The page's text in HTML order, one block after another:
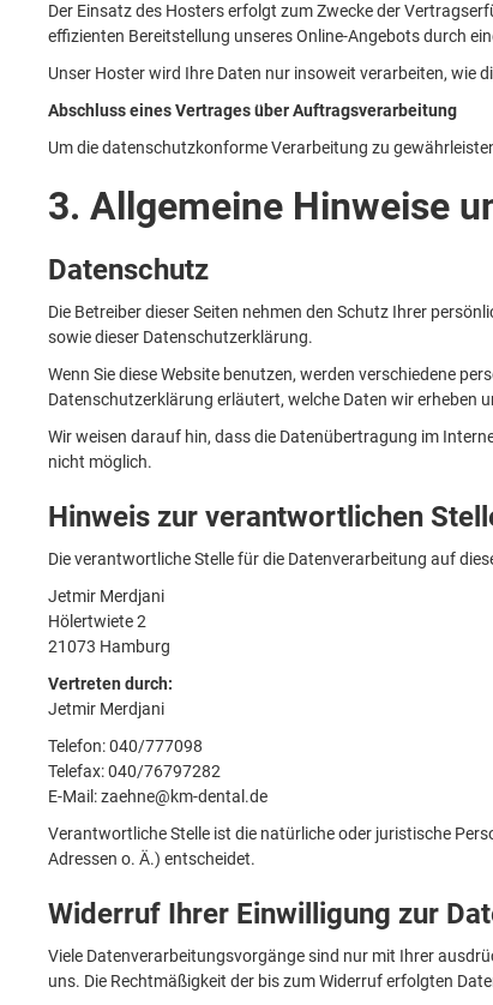
Der Einsatz des Hosters erfolgt zum Zwecke der
effizienten Bereitstellung unseres Online-Angebots durch
Unser Hoster wird Ihre Daten nur insoweit verarbeiten, wie
Abschluss eines Vertrages über Auftragsverarbeitung
Um die datenschutzkonforme Verarbeitung zu
3. Allgemeine Hinweise
Datenschutz
Die Betreiber dieser Seiten nehmen den Schutz Ihrer
sowie dieser Datenschutzerklärung.
Wenn Sie diese Website benutzen, werden verschiedene
Datenschutzerklärung erläutert, welche Daten wir erheben
Wir weisen darauf hin, dass die Datenübertragung im
nicht möglich.
Hinweis zur verantwortlichen
Die verantwortliche Stelle für die Datenverarbeitung auf
Jetmir Merdjani
Hölertwiete 2
21073 Hamburg
Vertreten durch:
Jetmir Merdjani
Telefon: 040/777098
Telefax: 040/76797282
E-Mail: zaehne@km-dental.de
Verantwortliche Stelle ist die natürliche oder juristische
Adressen o. Ä.) entscheidet.
Widerruf Ihrer Einwilligung zur
Viele Datenverarbeitungsvorgänge sind nur mit Ihrer
uns. Die Rechtmäßigkeit der bis zum Widerruf erfolgten